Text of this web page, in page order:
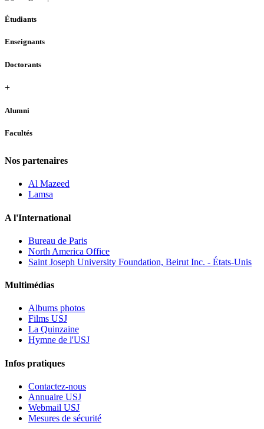
Étudiants
Enseignants
Doctorants
+
Alumni
Facultés
Nos partenaires
Al Mazeed
Lamsa
A l'International
Bureau de Paris
North America Office
Saint Joseph University Foundation, Beirut Inc. - États-Unis
Multimédias
Albums photos
Films USJ
La Quinzaine
Hymne de l'USJ
Infos pratiques
Contactez-nous
Annuaire USJ
Webmail USJ
Mesures de sécurité